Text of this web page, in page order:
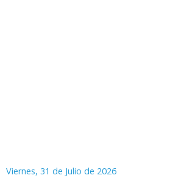
Viernes, 31 de Julio de 2026